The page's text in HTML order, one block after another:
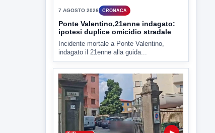
Incidente mortale a Ponte Valentino,
indagato il 21enne alla guida...
▶
7 AGOSTO 2026 CRONACA